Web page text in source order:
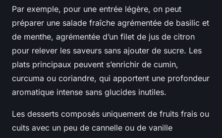
Par exemple, pour une entrée légère, on peut
préparer une salade fraîche agrémentée de basilic et
de menthe, agrémentée d’un filet de jus de citron
pour relever les saveurs sans ajouter de sucre. Les
plats principaux peuvent s’enrichir de cumin,
curcuma ou coriandre, qui apportent une profondeur
aromatique intense sans glucides inutiles.
Les desserts composés uniquement de fruits frais ou
cuits avec un peu de cannelle ou de vanille